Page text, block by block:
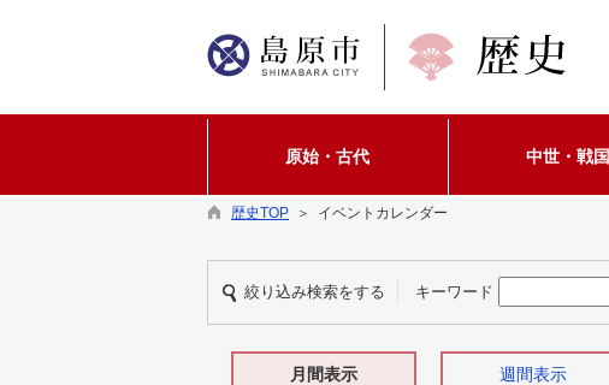
原始・古代 中世・戦国
歴史TOP ＞ イベントカレンダー
絞り込み検索をする キーワード
月間表示 週間表示